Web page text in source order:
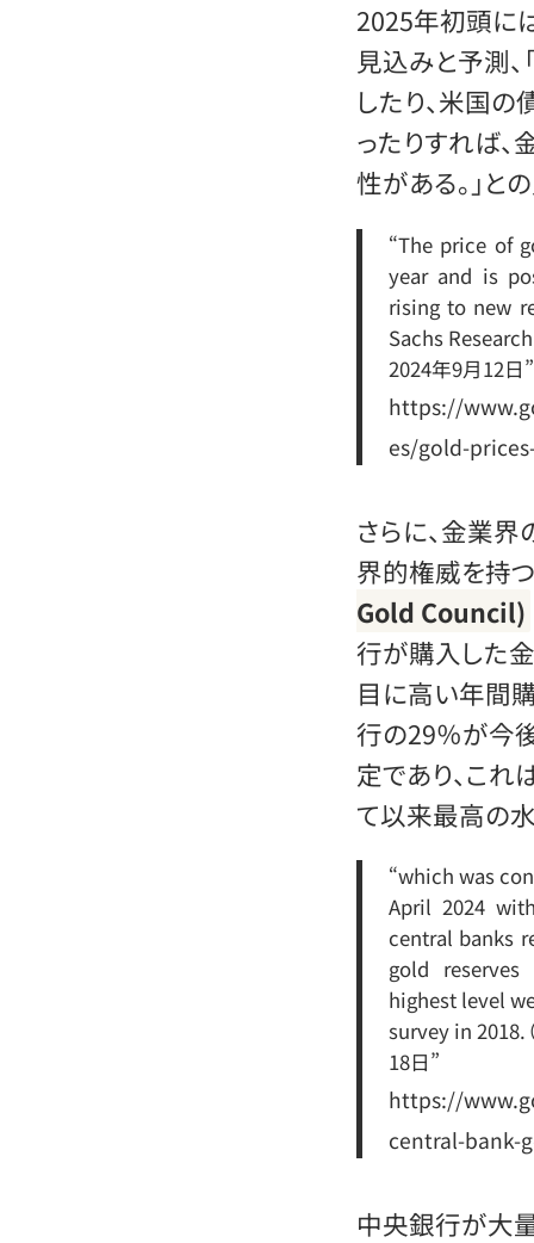
2025年初頭に
見込みと予測
したり、米国
ったりすれば
性がある。」と
“The price of
year and is
rising to new
Sachs
2024年9月12日”
https://
es/gold-
さらに、金業
界的権威を持
Gold Council)
行が購入した
目に高い年間
行の29％が今
定であり、こ
て以来最高の水
“which was
April 2024
central banks
gold
highest level
survey in 2018.
18日”
https://
central-bank-
中央銀行が大